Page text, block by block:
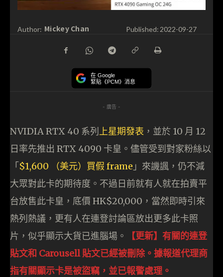
Author: Mickey Chan Published: 2022-09-27
在 Google
緊貼《PCM》消息
- 廣告 -
NVIDIA RTX 40 系列 上星期發表 ，並於 10 月 12
日率先推出 RTX 4090 卡皇。儘管受到對家粉絲以
「$1,600 （美元）買假 frame 」來譏諷，仍不減
大眾對此卡的期待度。不過日前就有人就在拍賣平
台放售此卡皇，底價 HK$20,000，當然即時引來
熱列熱議，更有人在連登討論區放出更多此卡照
片，似乎顯示大貨已進腦場。
【更新】有關的連登
貼文和 Carousell 貼文已經被刪除。據報道代理商
指有關顯示卡是被盜竊，並已報警處理。